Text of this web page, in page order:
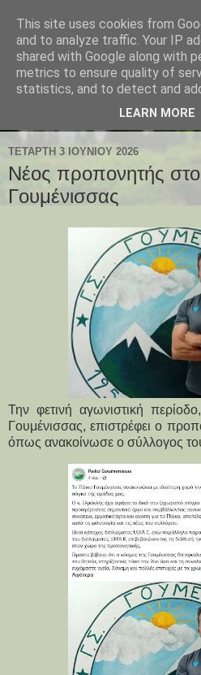
ΤΕΤΆΡΤΗ 3 ΙΟΥΝΊΟΥ 2026
Νέος προπονητής
Γουμένισσας
Την φετινή αγωνιστική
Γουμένισσας, επιστρέφει ο
όπως ανακοίνωσε ο σύλλογος
This site uses cookies from
and to analyze traffic. Your IP
shared with Google along with
metrics to ensure quality of
statistics, and to detect and
LEARN MORE